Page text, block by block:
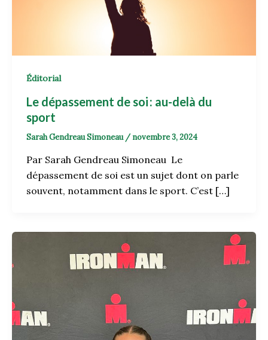
Éditorial
Le dépassement de soi : au-delà du
sport
Sarah Gendreau Simoneau / novembre 3, 2024
Par Sarah Gendreau Simoneau Le
dépassement de soi est un sujet dont on parle
souvent, notamment dans le sport. C’est […]